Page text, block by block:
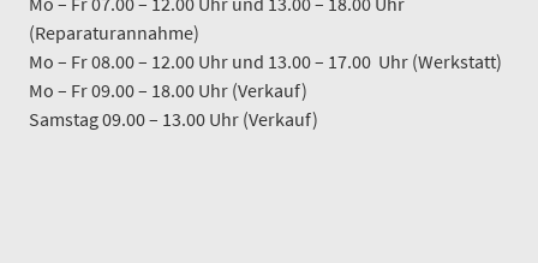
(Reparaturannahme)
Mo – Fr 08.00 – 12.00 Uhr und 13.00 – 17.00 Uhr (Werkstatt)
Mo – Fr 09.00 – 18.00 Uhr (Verkauf)
Samstag 09.00 – 13.00 Uhr (Verkauf)